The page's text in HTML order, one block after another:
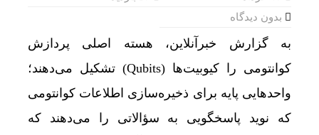
بدون دیدگاه
به گزارش خبرآنلاین، هسته اصلی پردازش
کوانتومی را کیوبیت‌ها (Qubits) تشکیل می‌دهند؛
واحدهایی پایه برای ذخیره‌سازی اطلاعات کوانتومی
که نوید پاسخگویی به سؤالاتی را می‌دهند که